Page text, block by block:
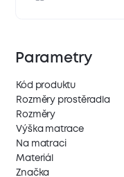
Parametry
Kód produktu
Rozměry prostěradla
Rozměry
Výška matrace
Na matraci
Materiál
Značka